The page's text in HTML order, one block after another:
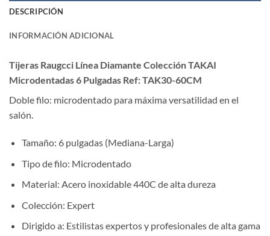
DESCRIPCIÓN
INFORMACIÓN ADICIONAL
Tijeras Raugcci Línea Diamante Colección TAKAI
Microdentadas 6 Pulgadas Ref: TAK30-60CM
Doble filo: microdentado para máxima versatilidad en el
salón.
Tamaño: 6 pulgadas (Mediana-Larga)
Tipo de filo: Microdentado
Material: Acero inoxidable 440C de alta dureza
Colección: Expert
Dirigido a: Estilistas expertos y profesionales de alta gama